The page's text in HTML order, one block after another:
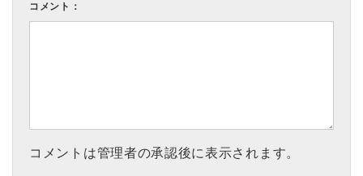
コメント：
コメントは管理者の承認後に表示されます。